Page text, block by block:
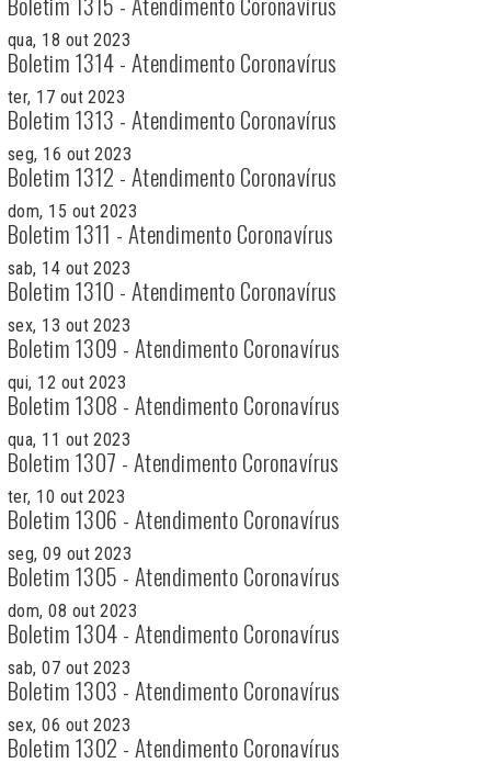
qua, 18 out 2023
Boletim 1314 - Atendimento Coronavírus
ter, 17 out 2023
Boletim 1313 - Atendimento Coronavírus
seg, 16 out 2023
Boletim 1312 - Atendimento Coronavírus
dom, 15 out 2023
Boletim 1311 - Atendimento Coronavírus
sab, 14 out 2023
Boletim 1310 - Atendimento Coronavírus
sex, 13 out 2023
Boletim 1309 - Atendimento Coronavírus
qui, 12 out 2023
Boletim 1308 - Atendimento Coronavírus
qua, 11 out 2023
Boletim 1307 - Atendimento Coronavírus
ter, 10 out 2023
Boletim 1306 - Atendimento Coronavírus
seg, 09 out 2023
Boletim 1305 - Atendimento Coronavírus
dom, 08 out 2023
Boletim 1304 - Atendimento Coronavírus
sab, 07 out 2023
Boletim 1303 - Atendimento Coronavírus
sex, 06 out 2023
Boletim 1302 - Atendimento Coronavírus